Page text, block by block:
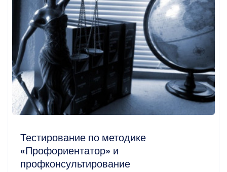
Тестирование по методике
«Профориентатор» и
профконсультирование